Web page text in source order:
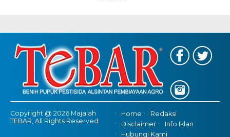
Copyright @ 2026 Majalah
TEBAR, All Rights Reserved
Home
Redaksi
Disclaimer
Info Iklan
Hubungi Kami